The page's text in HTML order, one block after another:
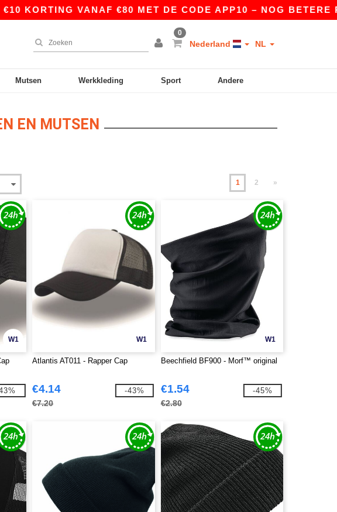
VANAF €80 MET DE CODE APP10 – NOG BETERE
0
Nederland NL
Mutsen Werkkleding Sport Andere
EN MUTSEN
1 2 »
W1 W1
Atlantis AT011 - Rapper Cap
€4.14
€7.20
-43%
W1
Beechfield BF900 - Morf™ original
€1.54
€2.80
-45%